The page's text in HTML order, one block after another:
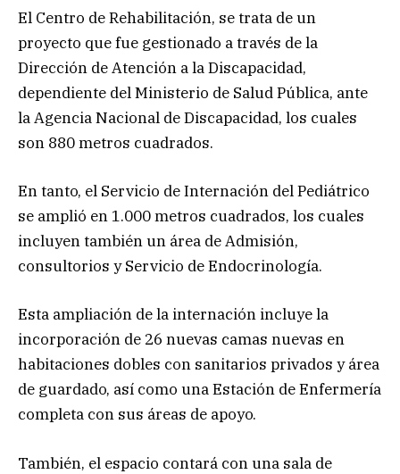
El Centro de Rehabilitación, se trata de un
proyecto que fue gestionado a través de la
Dirección de Atención a la Discapacidad,
dependiente del Ministerio de Salud Pública, ante
la Agencia Nacional de Discapacidad, los cuales
son 880 metros cuadrados.
En tanto, el Servicio de Internación del Pediátrico
se amplió en 1.000 metros cuadrados, los cuales
incluyen también un área de Admisión,
consultorios y Servicio de Endocrinología.
Esta ampliación de la internación incluye la
incorporación de 26 nuevas camas nuevas en
habitaciones dobles con sanitarios privados y área
de guardado, así como una Estación de Enfermería
completa con sus áreas de apoyo.
También, el espacio contará con una sala de